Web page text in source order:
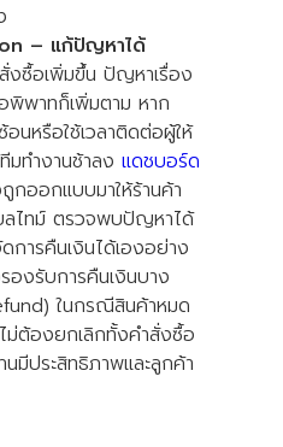
– แก้ปัญหาได้
งซื้อเพิ่มขึ้น ปัญหาเรื่อง
พิพาทก็เพิ่มตาม หาก
นหรือใช้เวลาติดต่อผู้ให้
มทำงานช้าลง แดชบอร์ด
กออกแบบมาให้ร้านค้า
ลไทม์ ตรวจพบปัญหาได้
การคืนเงินได้เองอย่าง
งรับการคืนเงินบาง
ในกรณีสินค้าหมด
ม่ต้องยกเลิกทั้งคำสั่งซื้อ
นมีประสิทธิภาพและลูกค้า